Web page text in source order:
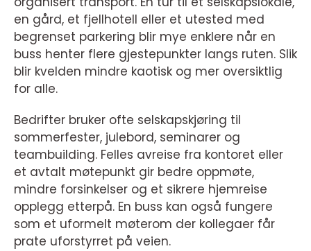
en gård, et fjellhotell eller et utested med
begrenset parkering blir mye enklere når en
buss henter flere gjestepunkter langs ruten. Slik
blir kvelden mindre kaotisk og mer oversiktlig
for alle.
Bedrifter bruker ofte selskapskjøring til
sommerfester, julebord, seminarer og
teambuilding. Felles avreise fra kontoret eller
et avtalt møtepunkt gir bedre oppmøte,
mindre forsinkelser og et sikrere hjemreise
opplegg etterpå. En buss kan også fungere
som et uformelt møterom der kollegaer får
prate uforstyrret på veien.